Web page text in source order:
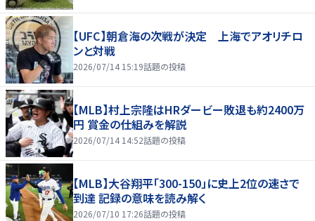
【UFC】朝倉海の次戦が決定 上海でアオリチロ
ンと対戦
2026/07/14 15:19話題の投稿
【MLB】村上宗隆はHRダービー敗退も約2400万
円 賞金の仕組みを解説
2026/07/14 14:52話題の投稿
【MLB】大谷翔平「300-150」に史上2位の速さで
到達 記録の意味を読み解く
2026/07/10 17:26話題の投稿